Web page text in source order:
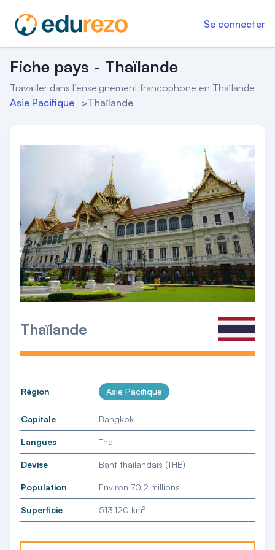
Se connecter
Fiche pays - Thaïlande
Travailler dans l’enseignement francophone en Thaïlande
Asie Pacifique
>Thaïlande
Thaïlande
Région Asie Pacifique
Capitale Bangkok
Langues Thaï
Devise Baht thaïlandais (THB)
Population Environ 70,2 millions
Superficie 513 120 km²